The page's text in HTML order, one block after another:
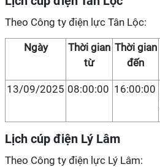
Theo Công ty điện lực Tân Lộc:
Ngày
Thời gian
từ
Thời gian
đến
13/09/2025 08:00:00 16:00:00
Lịch cúp điện Lý Lâm
Theo Công ty điện lực Lý Lâm: